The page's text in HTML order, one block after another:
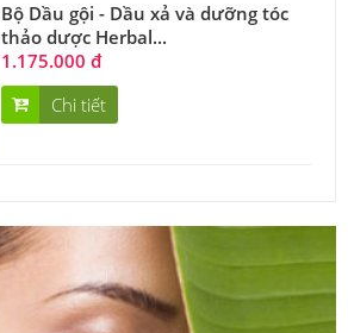
Bộ Dầu gội - Dầu xả và dưỡng tóc
thảo dược Herbal...
1.175.000 đ
Chi tiết